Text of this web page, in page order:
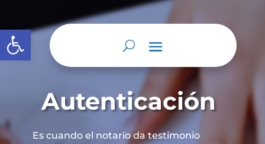
Abrir barra de herramientas
Autenticación
Es cuando el notario da testimonio